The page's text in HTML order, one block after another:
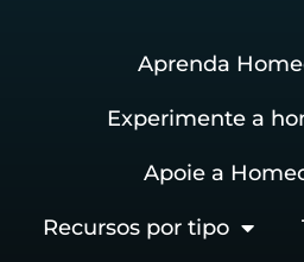
Aprenda
Experimente a
Apoie a
Recursos por tipo